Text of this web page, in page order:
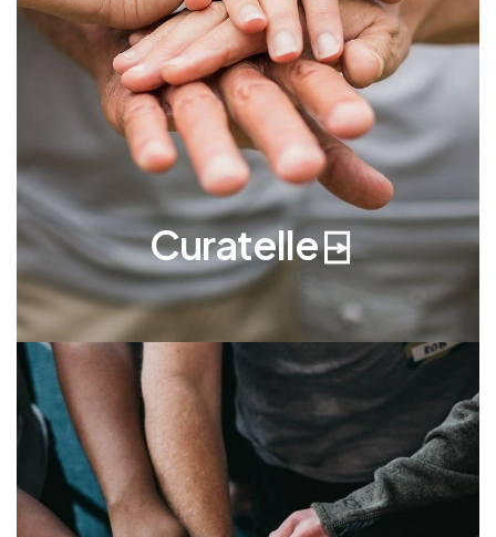
Curatelle ⍈
La curatelle est une mesure légale qui protège
les intérêts d’une personne vulnérable, mais elle
est plus contraignante que la sauvegarde de
justice. Elle est prononcée par le juge des
tutelles lorsque la personne est partiellement
apte à gérer ses affaires. Un curateur est
désigné pour l’assister dans les actes les plus
importants de la vie civile.
Tutelle